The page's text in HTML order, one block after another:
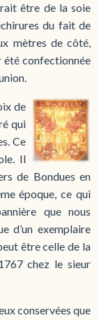
être de la soie
du fait de
mètres de côté,
été confectionnée
de
qui
Ce
Il
de Bondues en
époque, ce qui
que nous
d’un exemplaire
être celle de la
chez le sieur
conservées que